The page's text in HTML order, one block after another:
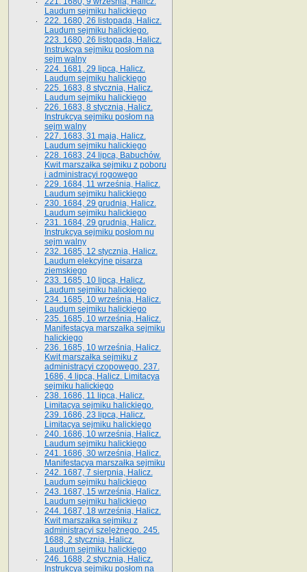
Laudum sejmiku halickiego
222. 1680, 26 listopada, Halicz.
Laudum sejmiku halickiego.
223. 1680, 26 listopada, Halicz.
Instrukcya sejmiku posłom na
sejm walny
224. 1681, 29 lipca, Halicz.
Laudum sejmiku halickiego
225. 1683, 8 stycznia, Halicz.
Laudum sejmiku halickiego
226. 1683, 8 stycznia, Halicz.
Instrukcya sejmiku posłom na
sejm walny
227. 1683, 31 maja, Halicz.
Laudum sejmiku halickiego
228. 1683, 24 lipca, Babuchów.
Kwit marszałka sejmiku z poboru
i administracyi rogowego
229. 1684, 11 września, Halicz.
Laudum sejmiku halickiego
230. 1684, 29 grudnia, Halicz.
Laudum sejmiku halickiego
231. 1684, 29 grudnia, Halicz.
Instrukcya sejmiku posłom nu
sejm walny
232. 1685, 12 stycznia, Halicz.
Laudum elekcyjne pisarza
ziemskiego
233. 1685, 10 lipca, Halicz.
Laudum sejmiku halickiego
234. 1685, 10 września, Halicz.
Laudum sejmiku halickiego
235. 1685, 10 września, Halicz.
Manifestacya marszałka sejmiku
halickiego
236. 1685, 10 września, Halicz.
Kwit marszałka sejmiku z
administracyi czopowego. 237.
1686, 4 lipca, Halicz. Limitacya
sejmiku halickiego
238. 1686, 11 lipca, Halicz.
Limitacya sejmiku halickiego.
239. 1686, 23 lipca, Halicz.
Limitacya sejmiku halickiego
240. 1686, 10 września, Halicz.
Laudum sejmiku halickiego
241. 1686, 30 września, Halicz.
Manifestacya marszałka sejmiku
242. 1687, 7 sierpnia, Halicz.
Laudum sejmiku halickiego
243. 1687, 15 września, Halicz.
Laudum sejmiku halickiego
244. 1687, 18 września, Halicz.
Kwit marszałka sejmiku z
administracyi szelężnego. 245.
1688, 2 stycznia, Halicz.
Laudum sejmiku halickiego
246. 1688, 2 stycznia, Halicz.
Instrukcya sejmiku posłom na